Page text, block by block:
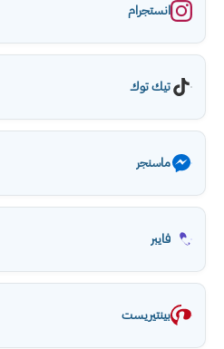
انستجرام
تيك توك
ماسنجر
فايبر
بينتيريست